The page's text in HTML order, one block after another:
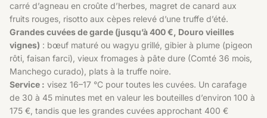
carré d’agneau en croûte d’herbes, magret de canard aux
fruits rouges, risotto aux cèpes relevé d’une truffe d’été.
Grandes cuvées de garde (jusqu’à 400 €, Douro vieilles
vignes) : bœuf maturé ou wagyu grillé, gibier à plume (pigeon
rôti, faisan farci), vieux fromages à pâte dure (Comté 36 mois,
Manchego curado), plats à la truffe noire.
Service : visez 16–17 °C pour toutes les cuvées. Un carafage
de 30 à 45 minutes met en valeur les bouteilles d’environ 100 à
175 €, tandis que les grandes cuvées approchant 400 €